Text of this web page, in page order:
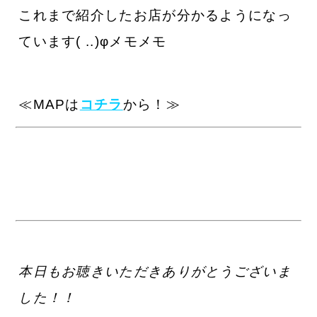
これまで紹介したお店が分かるようになっ
ています( ..)φメモメモ
≪MAPは コチラ から！≫
本日 もお聴きいただきありがとうございま
した！！